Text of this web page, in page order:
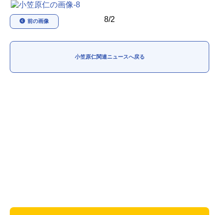
最新記事一覧
アニメ記事一覧
8/2
前の画像
小笠原仁関連ニュースへ戻る